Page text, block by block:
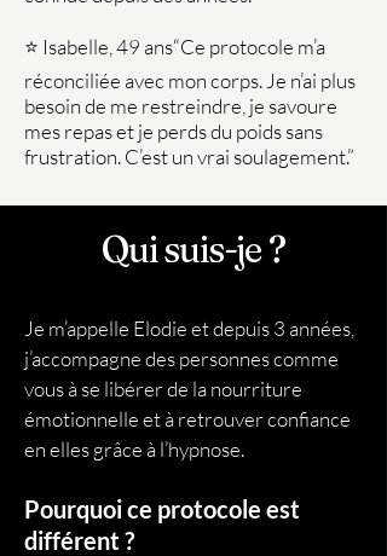
⭐ Isabelle, 49 ans“Ce protocole m’a
réconciliée avec mon corps. Je n’ai plus
besoin de me restreindre, je savoure
mes repas et je perds du poids sans
frustration. C’est un vrai soulagement.”
Qui suis-je ?
Je m’appelle Elodie et depuis 3 années,
j’accompagne des personnes comme
vous à se libérer de la nourriture
émotionnelle et à retrouver confiance
en elles grâce à l’hypnose.
Pourquoi ce protocole est
différent ?